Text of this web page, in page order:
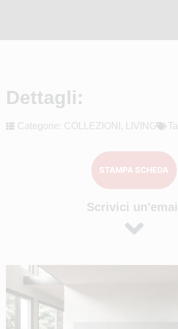
Dettagli:
Categorie: COLLEZIONI , LIVING
STAMPA SCHEDA
Scrivici un'email